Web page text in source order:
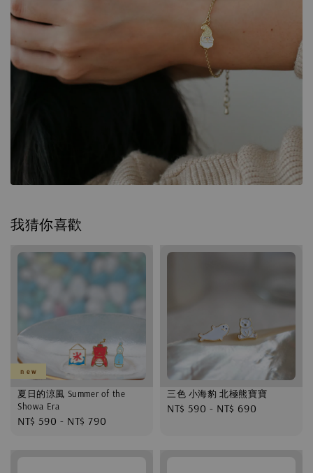
我猜你喜歡
n e w
夏日的涼風 Summer of the
Showa Era
Regular
NT$ 590 - NT$ 790
三色 小海豹 北極熊寶寶
Regular
NT$ 590 - NT$ 690